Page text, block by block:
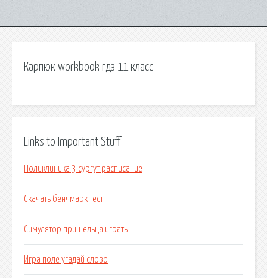
Карпюк workbook гдз 11 класс
Links to Important Stuff
Поликлиника 3 сургут расписание
Скачать бенчмарк тест
Симулятор пришельца играть
Игра поле угадай слово